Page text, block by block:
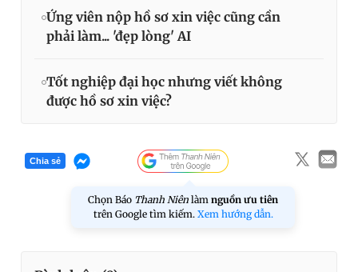
Ứng viên nộp hồ sơ xin việc cũng cần
phải làm... 'đẹp lòng' AI
Tốt nghiệp đại học nhưng viết không
được hồ sơ xin việc?
Chia sẻ
Chọn Báo Thanh Niên làm nguồn ưu tiên
trên Google tìm kiếm. Xem hướng dẫn.